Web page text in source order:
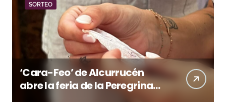
SORTEO
‘Cara-Feo’ de Alcurrucén
abre la feria de la Peregrina